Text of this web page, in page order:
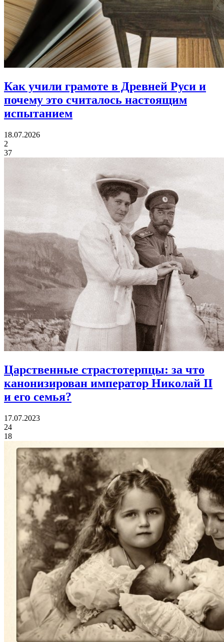
Как учили грамоте в Древней Руси и
почему это считалось настоящим
испытанием
18.07.2026
2
37
Царственные страстотерпцы: за что
канонизирован император Николай II
и его семья?
17.07.2023
24
18